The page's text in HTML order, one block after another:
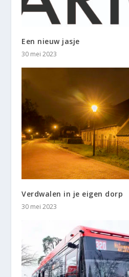
Een nieuw jasje
30 mei 2023
Verdwalen in je eigen dorp
30 mei 2023